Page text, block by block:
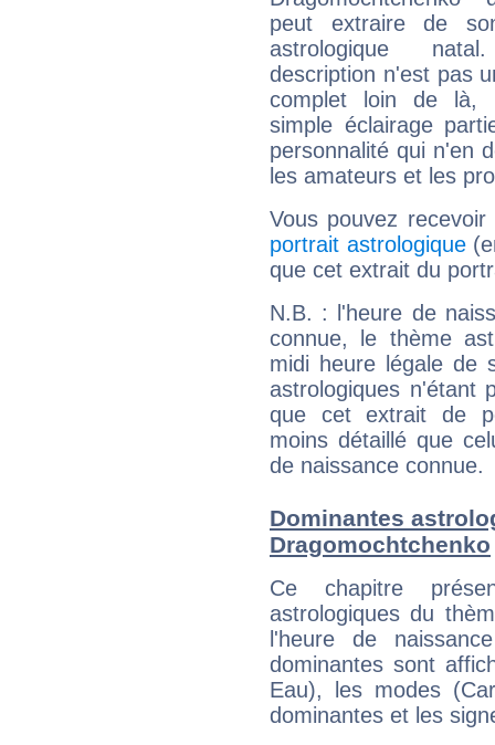
peut extraire de
astrologique
description n'est pas
complet loin de là,
simple éclairage
personnalité qui n'en
les amateurs et les
Vous pouvez
portrait astrologique
que cet extrait du
N.B. : l'heure de
connue, le thème
midi heure légale de
astrologiques n'étant
que cet extrait de
moins détaillé que
de naissance connue.
Dominantes
Dragomochtchenko
Ce chapitre
astrologiques du
l'heure de
dominantes sont
Eau), les modes
dominantes et les